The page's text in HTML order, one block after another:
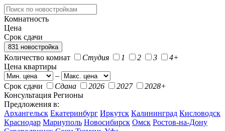
Комнатность
Цена
Срок сдачи
831 новостройка
Количество комнат Студия 1 2 3
4+
Цена квартиры
–
Срок сдачи
Сдана 2026 2027
2028+
Консультация Регионы
Предложения в:
Архангельск Екатеринбург Иркутск Калининград Кисловодск
Краснодар Мариуполь Новосибирск Омск Ростов-на-Дону